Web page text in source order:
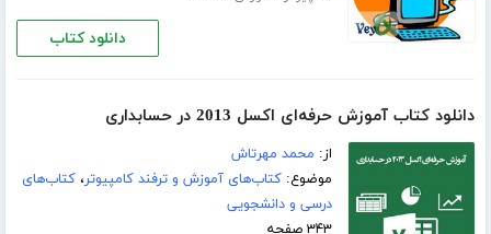
دانلود کتاب
دانلود کتاب آموزش حرفه‌ای اکسل 2013 در حسابداری
از: محمد مهرتاش
موضوع:کتاب‌های آموزش و ترفند کامپیوتر،کتاب‌های
درسی و دانشجویی
۳۴۳ صفحه